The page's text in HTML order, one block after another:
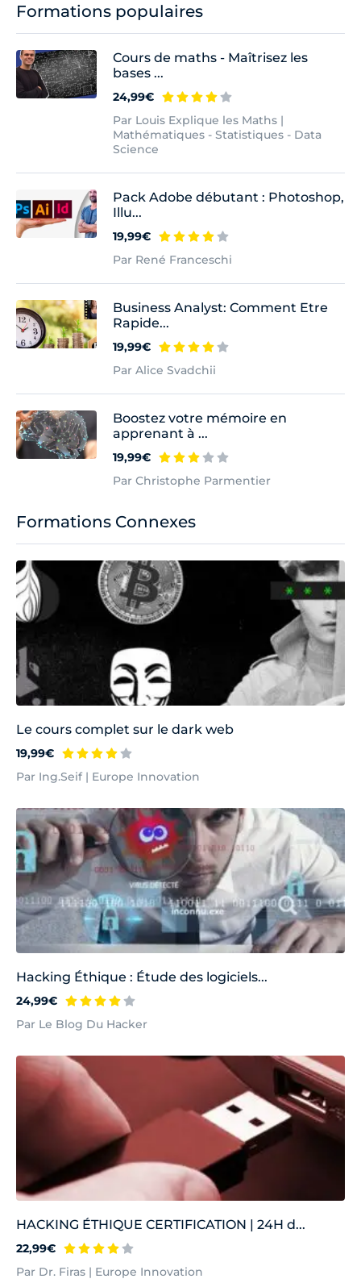
Formations Connexes
Le cours complet sur le dark web
19,99€
Par Ing.Seif | Europe Innovation
Hacking Éthique : Étude des logiciels...
24,99€
Par Le Blog Du Hacker
HACKING ÉTHIQUE CERTIFICATION | 24H d...
22,99€
Par Dr. Firas | Europe Innovation
Formations populaires
Cours de maths - Maîtrisez les
bases ...
24,99€
Par Louis Explique les Maths |
Mathématiques - Statistiques - Data
Science
Pack Adobe débutant : Photoshop,
Illu...
19,99€
Par René Franceschi
Business Analyst: Comment Etre
Rapide...
19,99€
Par Alice Svadchii
Boostez votre mémoire en
apprenant à ...
19,99€
Par Christophe Parmentier